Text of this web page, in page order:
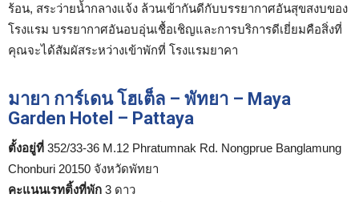
ร้อน, สระว่ายน้ำกลางแจ้ง ล้วนเข้ากันดีกับบรรยากาศอันสุขสงบของ
โรงแรม บรรยากาศอันอบอุ่นเชื้อเชิญและการบริการดีเยี่ยมคือสิ่งที่
คุณจะได้สัมผัสระหว่างเข้าพักที่ โรงแรมยาคา
มายา การ์เดน โฮเต็ล – พัทยา – Maya
Garden Hotel – Pattaya
ตั้งอยู่ที่ 352/33-36 M.12 Phratumnak Rd. Nongprue Banglamung
Chonburi 20150 จังหวัดพัทยา
คะแนนเรทติ้งที่พัก 3 ดาว